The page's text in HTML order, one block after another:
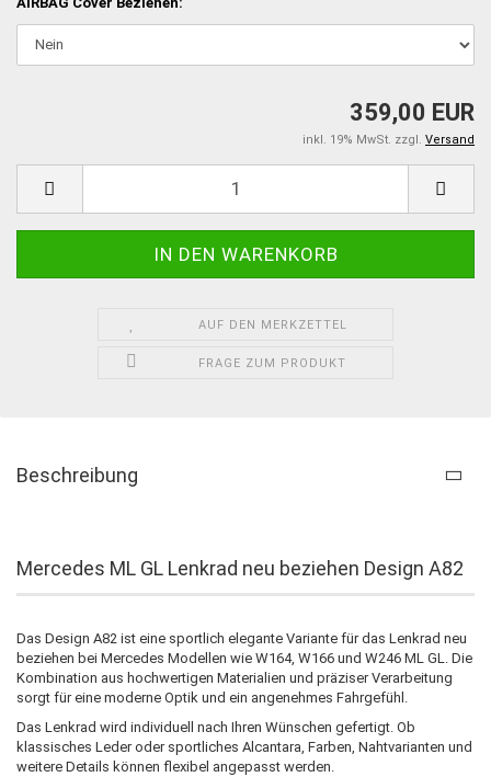
359,00 EUR
inkl. 19% MwSt. zzgl. Versand
AUF DEN MERKZETTEL
FRAGE ZUM PRODUKT
Beschreibung
Mercedes ML GL Lenkrad neu beziehen Design A82
Das Design A82 ist eine sportlich elegante Variante für das Lenkrad neu
beziehen bei Mercedes Modellen wie W164, W166 und W246 ML GL. Die
Kombination aus hochwertigen Materialien und präziser Verarbeitung
sorgt für eine moderne Optik und ein angenehmes Fahrgefühl.
Das Lenkrad wird individuell nach Ihren Wünschen gefertigt. Ob
klassisches Leder oder sportliches Alcantara, Farben, Nahtvarianten und
weitere Details können flexibel angepasst werden.